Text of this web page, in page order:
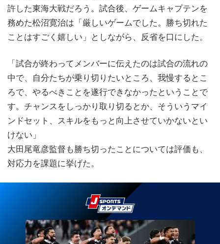
許した東海大戦だろう。試合後、ゲームキャプテンを
務めた松沼寛治は「厳しいゲームでした。勝ち切れた
ことはすごく嬉しい」としながら、反省を口にした。
「試合が終わってメンバーに伝えたのは試合の流れの
中で、自分たちが乗り切りたいところ、我慢するとこ
ろで、やるべきことを遂行できなかったということで
す。チャンスをしっかり取り切るとか、そういうマイ
ンドセット、スキルをもっと向上させていかないとい
けない」
大田尾竜彦監督も勝ち切ったことについては評価も、
対応力を課題に挙げた。